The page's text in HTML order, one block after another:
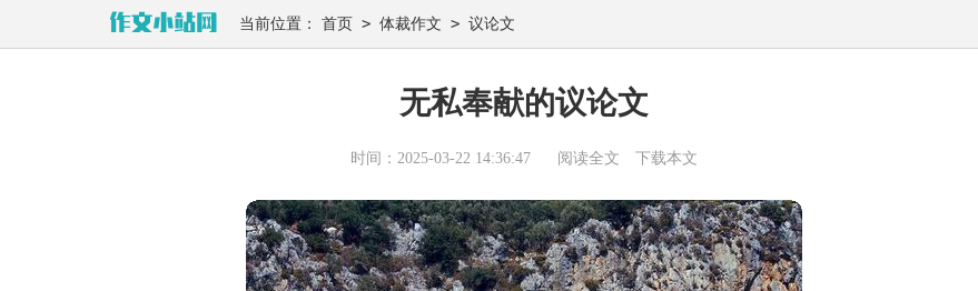
当前位置： 首页 > 体裁作文 > 议论文
无私奉献的议论文
时间：2025-03-22 14:36:47 阅读全文 下载本文